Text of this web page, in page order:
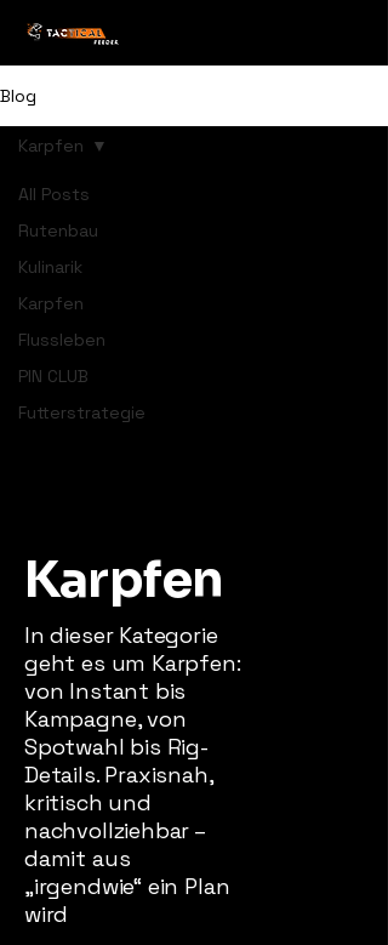
Blog
All Posts
Rutenbau
Kulinarik
Karpfen
Flussleben
PIN CLUB
Futterstrategie
Karpfen
Karpfen
In dieser Kategorie
geht es um Karpfen:
von Instant bis
Kampagne, von
Spotwahl bis Rig-
Details. Praxisnah,
kritisch und
nachvollziehbar –
damit aus
„irgendwie“ ein Plan
wird